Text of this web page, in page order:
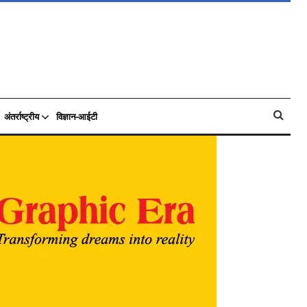
अंतर्राष्ट्रीय विज्ञान-आईटी